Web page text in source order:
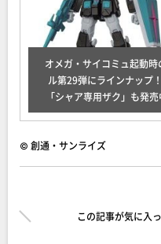
オメガ・サイコミュ起動
ル第29弾にラインナップ
「シャア専用ザク」も発
© 創通・サンライズ
この記事が気に入